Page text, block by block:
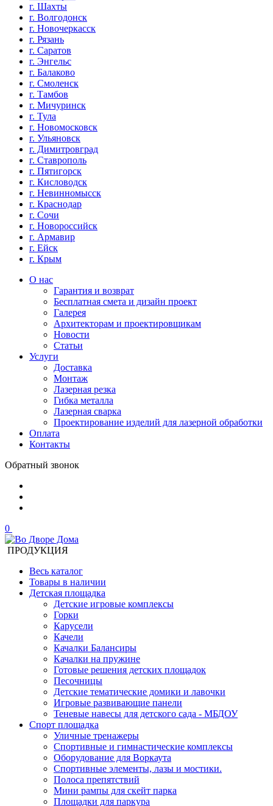
г. Шахты
г. Волгодонск
г. Новочеркасск
г. Рязань
г. Саратов
г. Энгельс
г. Балаково
г. Смоленск
г. Тамбов
г. Мичуринск
г. Тула
г. Новомосковск
г. Ульяновск
г. Димитровград
г. Ставрополь
г. Пятигорск
г. Кисловодск
г. Невинномысск
г. Краснодар
г. Сочи
г. Новороссийск
г. Армавир
г. Ейск
г. Крым
О нас
Гарантия и возврат
Бесплатная смета и дизайн проект
Галерея
Архитекторам и проектировщикам
Новости
Статьи
Услуги
Доставка
Монтаж
Лазерная резка
Гибка металла
Лазерная сварка
Проектирование изделий для лазерной обработки
Оплата
Контакты
Обратный звонок
0
ПРОДУКЦИЯ
Весь каталог
Товары в наличии
Детская площадка
Детские игровые комплексы
Горки
Карусели
Качели
Качалки Балансиры
Качалки на пружине
Готовые решения детских площадок
Песочницы
Детские тематические домики и лавочки
Игровые развивающие панели
Теневые навесы для детского сада - МБДОУ
Спорт площадка
Уличные тренажеры
Спортивные и гимнастические комплексы
Оборудование для Воркаута
Спортивные элементы, лазы и мостики.
Полоса препятствий
Мини рампы для скейт парка
Площадки для паркура